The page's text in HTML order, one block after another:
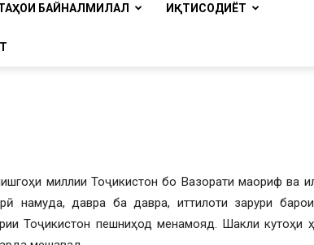
БАЙНАЛМИЛАЛӢ ИҚТИСОДИЁТ
миллии Тоҷикистон бо Вазорати маориф ва
намуда, давра ба давра, иттилоти зарури
Тоҷикистон пешниҳод менамояд. Шакли кутоҳи